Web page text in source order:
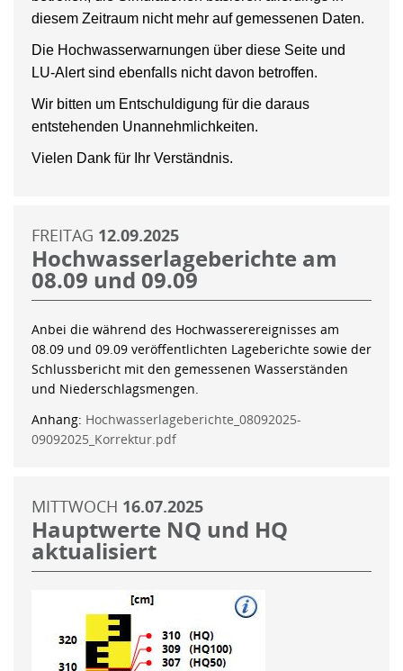
diesem Zeitraum nicht mehr auf gemessenen Daten.
Die Hochwasserwarnungen über diese Seite und
LU-Alert sind ebenfalls nicht davon betroffen.
Wir bitten um Entschuldigung für die daraus
entstehenden Unannehmlichkeiten.
Vielen Dank für Ihr Verständnis.
FREITAG 12.09.2025
Hochwasserlageberichte am
08.09 und 09.09
Anbei die während des Hochwasserereignisses am
08.09 und 09.09 veröffentlichten Lageberichte sowie der
Schlussbericht mit den gemessenen Wasserständen
und Niederschlagsmengen.
Anhang: Hochwasserlageberichte_08092025-
09092025_Korrektur.pdf
MITTWOCH 16.07.2025
Hauptwerte NQ und HQ
aktualisiert